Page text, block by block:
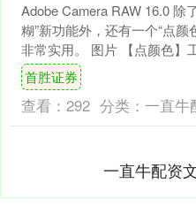
Adobe Camera RAW 16.0 除
糊”新功能外，还有一个“点颜
非常实用。 图片 【点颜色】
色器】面板下。 用吸管工具点
首胜证券
查看： 292 分类： 一直牛
一直牛配资